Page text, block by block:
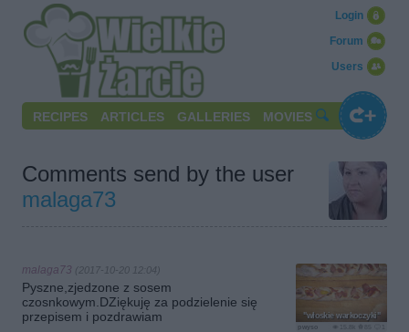
Users
Forum
Login
RECIPES ARTICLES GALLERIES MOVIES
Comments send by the user
malaga73
"włoskie warkoczyki"
pwyso
malaga73 (2017-10-20 12:04)
Pyszne,zjedzone z sosem
czosnkowym.DZiękuję za podzielenie się
przepisem i pozdrawiam